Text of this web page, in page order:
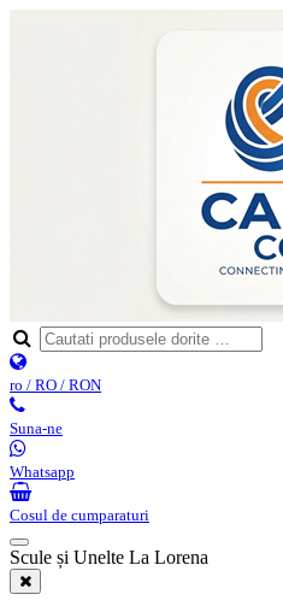
ro / RO / RON
Suna-ne
Whatsapp
Cosul de cumparaturi
Scule și Unelte La Lorena